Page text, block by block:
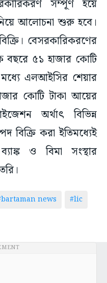
সম্পূর্ণ হয়ে
আলোচনা শুরু হবে।
বেসরকারিকরণের
৫১ হাজার কোটি
এলআইসির শেয়ার
কোটি টাকা আয়ের
অর্থাৎ বিভিন্ন
বিক্রি করা ইতিমধ্যেই
ও বিমা সংস্থার
news
#lic